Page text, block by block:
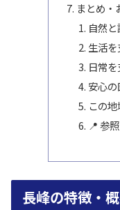
まとめ・
自然
生活
日常
安心
この
📍 参
長峰の特徴・